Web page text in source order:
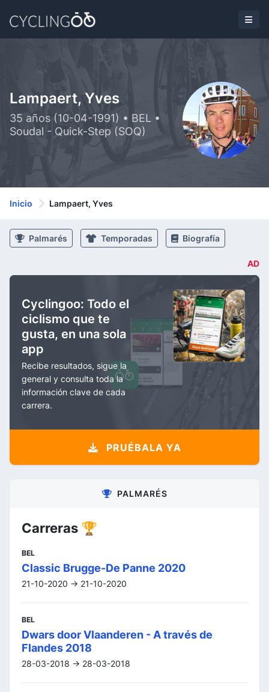
Lampaert, Yves
35 años (10-04-1991) • BEL •
Soudal - Quick-Step (SOQ)
Inicio Lampaert, Yves
Palmarés Temporadas Biografía
AD
Cyclingoo: Todo el
ciclismo que te
gusta, en una sola
app
Recibe resultados, sigue la
general y consulta toda la
información clave de cada
carrera.
PRUÉBALA YA
PALMARÉS
Carreras 🏆
BEL
Classic Brugge-De Panne 2020
21-10-2020 -> 21-10-2020
BEL
Dwars door Vlaanderen - A través de
Flandes 2018
28-03-2018 -> 28-03-2018